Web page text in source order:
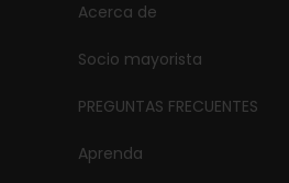
Acerca de
Socio mayorista
PREGUNTAS FRECUENTES
Aprenda